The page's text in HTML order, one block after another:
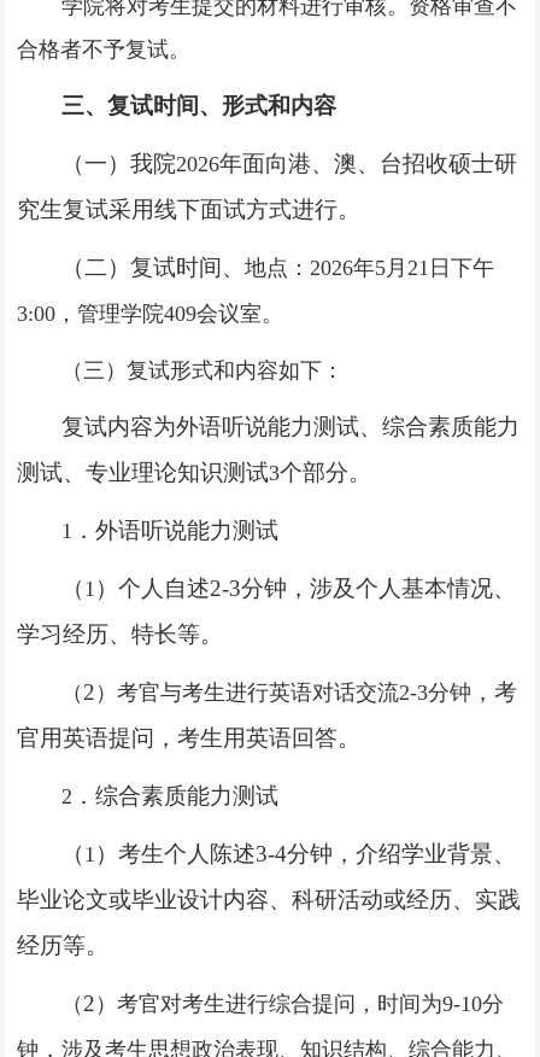
学院将对考生提交的材料进行审核。资格审查不
合格者不予复试。
三、复试时间、形式和内容
（一）我院2026年面向港、澳、台招收硕士研
究生复试采用线下面试方式进行。
（二）复试时间 、地点：2026年5月21 日下午
3:00 ，管理学院409会议室。
（三）复试形式和内容如下：
复试内容为外语听说能力测试、综合素质能力
测试、专业理论知识测试3个部分。
1 ．外语听说能力测试
（ 1 ）个人自述2-3分钟，涉及个人基本情况、
学习经历、特长等。
（2 ）考官与考生进行英语对话交流2-3分钟 ，考
官用英语提问，考生用英语回答。
2 ．综合素质能力测试
（ 1 ）考生个人陈述3-4分钟，介绍学业背景、
毕业论文或毕业设计内容、科研活动或经历、实践
经历等。
（2 ）考官对考生进行综合提问，时间为9-10分
钟 ，涉及考生思想政治表现、知识结构、综合能力、